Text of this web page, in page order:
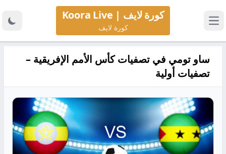
كورة لايف | Koora Live
كورة لايف
ساو تومي في تصفيات كأس الأمم الإفريقية –
تصفيات أولية